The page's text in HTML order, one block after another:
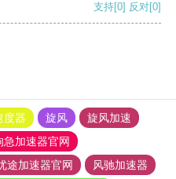
支持[0] 反对[0]
度器 旋风
旋风加速
急加速器官网
途加速器官网 风驰加速器